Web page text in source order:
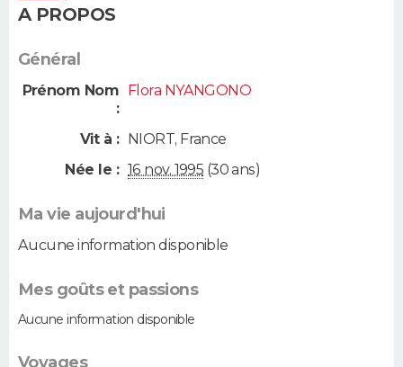
A PROPOS
Général
Prénom Nom
:
Flora NYANGONO
Vit à : NIORT, France
Née le : 16 nov. 1995 (30 ans)
Ma vie aujourd'hui
Aucune information disponible
Mes goûts et passions
Aucune information disponible
Voyages